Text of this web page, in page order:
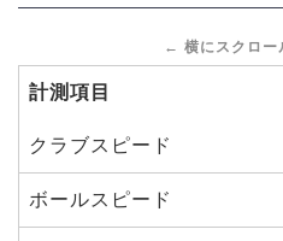
計測項目
クラブスピード
ボールスピード